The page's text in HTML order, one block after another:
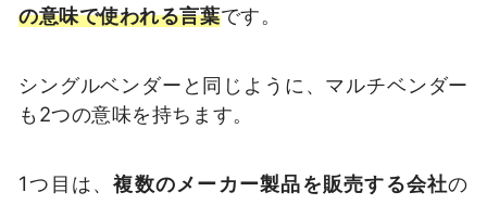
の意味で使われる言葉です。
シングルベンダーと同じように、マルチベンダー
も2つの意味を持ちます。
1つ目は、複数のメーカー製品を販売する会社の